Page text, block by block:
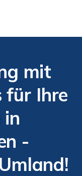
mit
für Ihre
in
-